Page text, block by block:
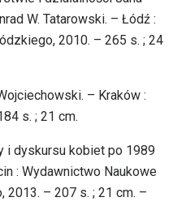
W. Tatarowski. – Łódź :
2010. – 265 s. ; 24
– Kraków :
s. ; 21 cm.
i dyskursu kobiet po 1989
: Wydawnictwo Naukowe
– 207 s. ; 21 cm. –